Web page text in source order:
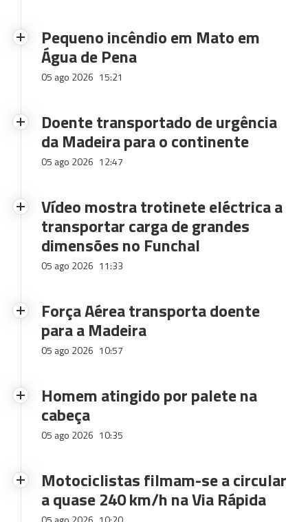
Pequeno incêndio em Mato em
Água de Pena
05 ago 2026 15:21
Doente transportado de urgência
da Madeira para o continente
05 ago 2026 12:47
Vídeo mostra trotinete eléctrica a
transportar carga de grandes
dimensões no Funchal
05 ago 2026 11:33
Força Aérea transporta doente
para a Madeira
05 ago 2026 10:57
Homem atingido por palete na
cabeça
05 ago 2026 10:35
Motociclistas filmam-se a circular
a quase 240 km/h na Via Rápida